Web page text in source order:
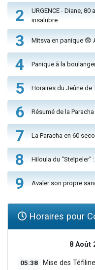
2
URGENCE - Diane,
insalubre
3 Mitsva en panique 😨
4 Panique à la
5 Horaires du Jeûne de
6 Résumé de la
7 La Paracha en 60
8 Hiloula du "Steïpeler"
9 Avaler son propre
Horaires pour
8 Août
05:38 Mise des